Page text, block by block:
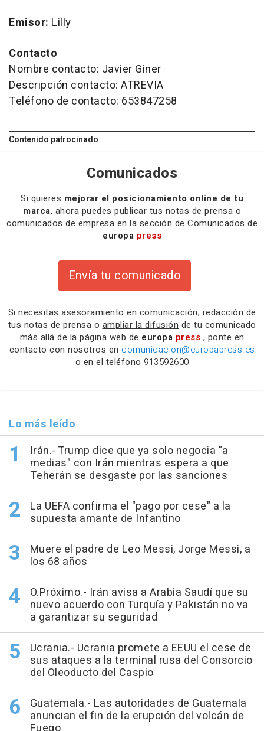
Emisor: Lilly
Contacto
Nombre contacto: Javier Giner
Descripción contacto: ATREVIA
Teléfono de contacto: 653847258
Contenido patrocinado
Comunicados
Si quieres mejorar el posicionamiento online de tu
marca, ahora puedes publicar tus notas de prensa o
comunicados de empresa en la sección de Comunicados de
europa press
Envía tu comunicado
Si necesitas asesoramiento en comunicación, redacción de
tus notas de prensa o ampliar la difusión de tu comunicado
más allá de la página web de europa press , ponte en
contacto con nosotros en comunicacion@europapress.es
o en el teléfono 913592600
Lo más leído
Irán.- Trump dice que ya solo negocia "a
medias" con Irán mientras espera a que
Teherán se desgaste por las sanciones
La UEFA confirma el "pago por cese" a la
supuesta amante de Infantino
Muere el padre de Leo Messi, Jorge Messi, a
los 68 años
O.Próximo.- Irán avisa a Arabia Saudí que su
nuevo acuerdo con Turquía y Pakistán no va
a garantizar su seguridad
Ucrania.- Ucrania promete a EEUU el cese de
sus ataques a la terminal rusa del Consorcio
del Oleoducto del Caspio
Guatemala.- Las autoridades de Guatemala
anuncian el fin de la erupción del volcán de